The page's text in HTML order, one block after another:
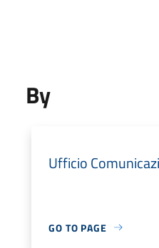
By
Ufficio
GO TO PAGE